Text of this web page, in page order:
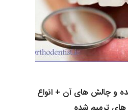
و چالش های آن + انواع